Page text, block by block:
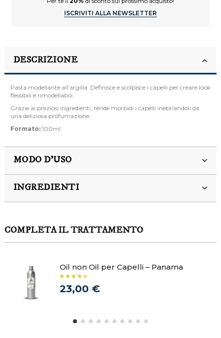
ISCRIVITI ALLA NEWSLETTER
DESCRIZIONE
Pasta modellante all’argilla. Definisce e scolpisce i capelli per creare look
flessibili e rimodellabili.
Grazie ai preziosi ingredienti, rende morbidi i capelli inebriandoli da
una deliziosa profumazione.
Formato:100ml
MODO D'USO
INGREDIENTI
COMPLETA IL TRATTAMENTO
Oil non Oil per Capelli – Panama
23,00 €